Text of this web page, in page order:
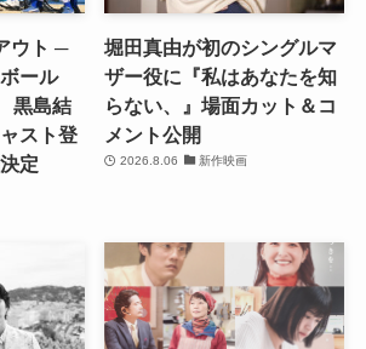
ウト ─
ール
黒島結
スト登
定
堀田真由が初のシングルマ
ザー役に『私はあなたを知
らない、』場面カット＆コ
メント公開
2026.8.06 新作映画